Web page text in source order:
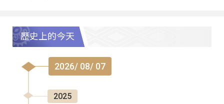
歷史上的今天
2026/ 08/ 07
2025